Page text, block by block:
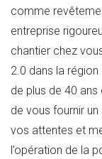
comme
entreprise
chantier chez
2.0 dans la
de plus de 40
de vous fournir
vos attentes et
l’opération de la